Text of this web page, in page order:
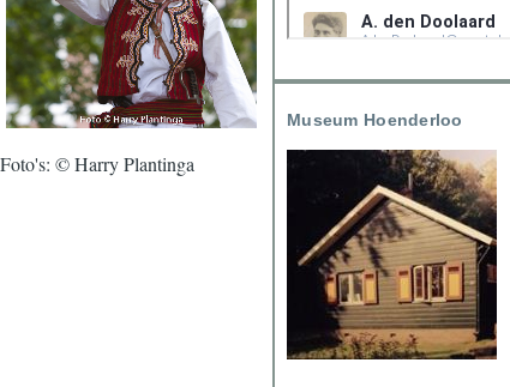
Foto's: © Harry Plantinga
Museum Hoenderloo